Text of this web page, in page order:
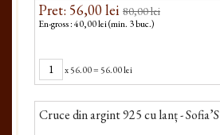
Pret: 56,00 lei 80,00 lei
En-gross : 40,00 lei (min. 3 buc.)
x56.00= 56.00 lei
Cruce din argint 925 cu lanț - Sofia’S